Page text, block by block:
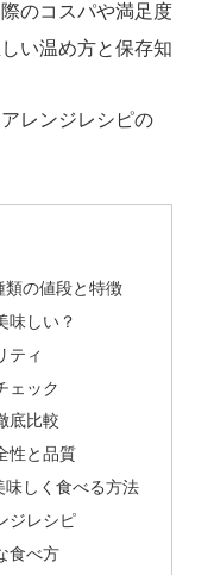
のコスパや満足度
い温め方と保存知
レンジレシピの
類の値段と特徴
味しい？
ティ
ェック
底比較
性と品質
味しく食べる方法
ジレシピ
食べ方